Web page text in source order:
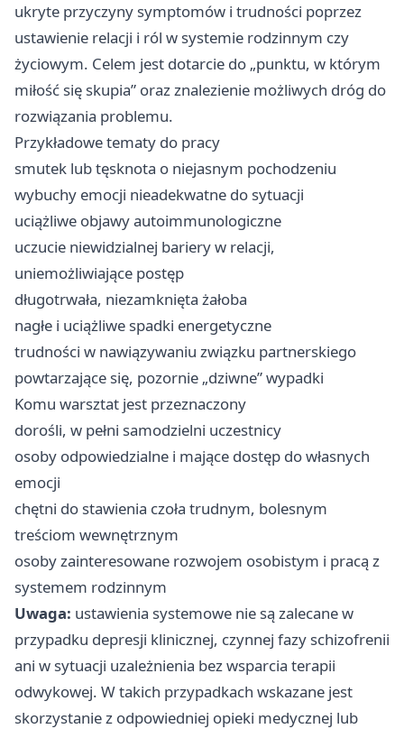
ukryte przyczyny symptomów i trudności poprzez
ustawienie relacji i ról w systemie rodzinnym czy
życiowym. Celem jest dotarcie do „punktu, w którym
miłość się skupia” oraz znalezienie możliwych dróg do
rozwiązania problemu.
Przykładowe tematy do pracy
smutek lub tęsknota o niejasnym pochodzeniu
wybuchy emocji nieadekwatne do sytuacji
uciążliwe objawy autoimmunologiczne
uczucie niewidzialnej bariery w relacji,
uniemożliwiające postęp
długotrwała, niezamknięta żałoba
nagłe i uciążliwe spadki energetyczne
trudności w nawiązywaniu związku partnerskiego
powtarzające się, pozornie „dziwne” wypadki
Komu warsztat jest przeznaczony
dorośli, w pełni samodzielni uczestnicy
osoby odpowiedzialne i mające dostęp do własnych
emocji
chętni do stawienia czoła trudnym, bolesnym
treściom wewnętrznym
osoby zainteresowane rozwojem osobistym i pracą z
systemem rodzinnym
Uwaga: ustawienia systemowe nie są zalecane w
przypadku depresji klinicznej, czynnej fazy schizofrenii
ani w sytuacji uzależnienia bez wsparcia terapii
odwykowej. W takich przypadkach wskazane jest
skorzystanie z odpowiedniej opieki medycznej lub